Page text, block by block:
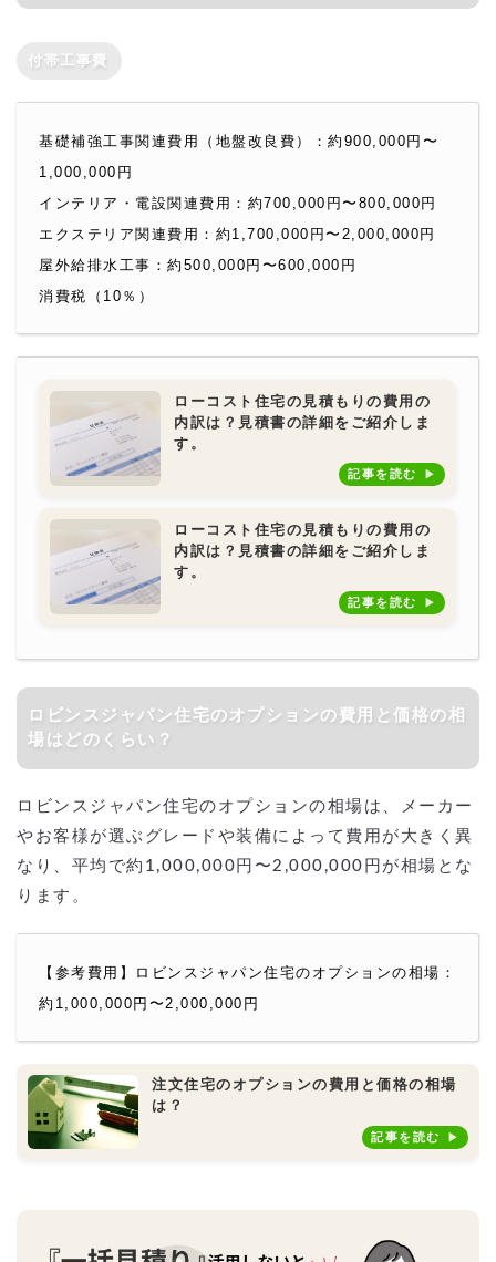
付帯工事費
基礎補強工事関連費用（地盤改良費）：約900,000円〜
1,000,000円
インテリア・電設関連費用：約700,000円〜800,000円
エクステリア関連費用：約1,700,000円〜2,000,000円
屋外給排水工事：約500,000円〜600,000円
消費税（10％）
ローコスト住宅の見積もりの費用の
内訳は？見積書の詳細をご紹介しま
す。
記事を読む
ローコスト住宅の見積もりの費用の
内訳は？見積書の詳細をご紹介しま
す。
記事を読む
ロビンスジャパン住宅のオプションの費用と価格の相
場はどのくらい？
ロビンスジャパン住宅のオプションの相場は、メーカー
やお客様が選ぶグレードや装備によって費用が大きく異
なり、平均で約1,000,000円〜2,000,000円が相場とな
ります。
【参考費用】ロビンスジャパン住宅のオプションの相場：
約1,000,000円〜2,000,000円
注文住宅のオプションの費用と価格の相場
は？
記事を読む